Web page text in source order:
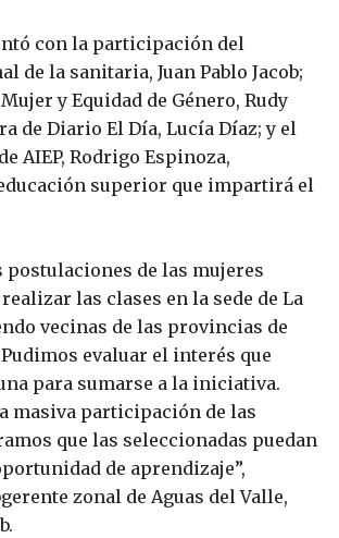
con la participación del
de la sanitaria, Juan Pablo Jacob;
y Equidad de Género, Rudy
de Diario El Día, Lucía Díaz; y el
AIEP, Rodrigo Espinoza,
superior que impartirá el
postulaciones de las mujeres
las clases en la sede de La
vecinas de las provincias de
evaluar el interés que
para sumarse a la iniciativa.
masiva participación de las
que las seleccionadas puedan
de aprendizaje”,
zonal de Aguas del Valle,